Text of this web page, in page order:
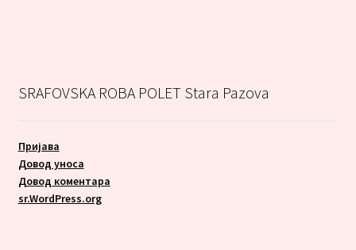
SRAFOVSKA ROBA POLET Stara Pazova
Пријава
Довод уноса
Довод коментара
sr.WordPress.org